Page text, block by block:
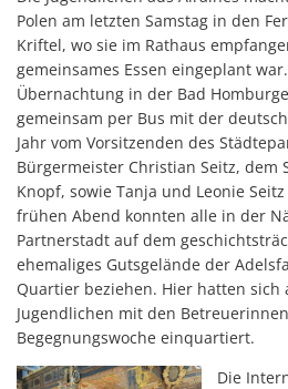
Polen am letzten Samstag in den
Kriftel, wo sie im Rathaus
gemeinsames Essen eingeplant
Übernachtung in der Bad
gemeinsam per Bus mit der
Jahr vom Vorsitzenden des
Bürgermeister Christian Seitz, dem
Knopf, sowie Tanja und Leonie
frühen Abend konnten alle in der
Partnerstadt auf dem
ehemaliges Gutsgelände der
Quartier beziehen. Hier hatten sich
Jugendlichen mit den
Begegnungswoche einquartiert.
Die